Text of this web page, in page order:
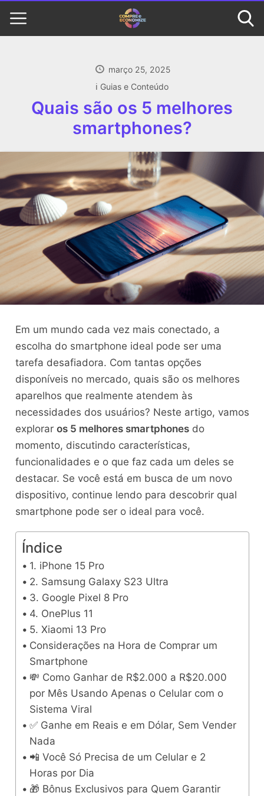
março 25, 2025
ℹ️ Guias e Conteúdo
Quais são os 5 melhores
smartphones?
Em um mundo cada vez mais conectado, a
escolha do smartphone ideal pode ser uma
tarefa desafiadora. Com tantas opções
disponíveis no mercado, quais são os melhores
aparelhos que realmente atendem às
necessidades dos usuários? Neste artigo, vamos
explorar os 5 melhores smartphonesdo
momento, discutindo características,
funcionalidades e o que faz cada um deles se
destacar. Se você está em busca de um novo
dispositivo, continue lendo para descobrir qual
smartphone pode ser o ideal para você.
Índice
1. iPhone 15 Pro
2. Samsung Galaxy S23 Ultra
3. Google Pixel 8 Pro
4. OnePlus 11
5. Xiaomi 13 Pro
Considerações na Hora de Comprar um
Smartphone
💸 Como Ganhar de R$2.000 a R$20.000
por Mês Usando Apenas o Celular com o
Sistema Viral
✅ Ganhe em Reais e em Dólar, Sem Vender
Nada
📲 Você Só Precisa de um Celular e 2
Horas por Dia
🎁 Bônus Exclusivos para Quem Garantir